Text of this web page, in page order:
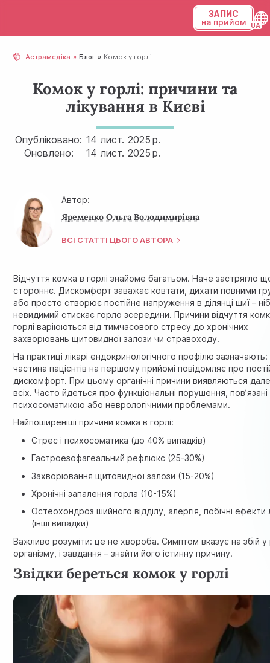
ЗАПИС
на прийом
Астрамедіка Блог Комок у горлі
Комок у горлі: причини та
лікування в Києві
Опубліковано: 14 лист. 2025 р.
Оновлено:
14 лист. 2025 р.
Автор:
Яременко Ольга Володимирівна
ВСІ СТАТТІ ЦЬОГО АВТОРА
Відчуття комка в горлі знайоме багатьом. Наче застрягло
стороннє. Дискомфорт заважає ковтати, дихати повними
або просто створює постійне напруження в ділянці шиї –
невидимий стискає горло зсередини. Причини відчуття
горлі варіюються від тимчасового стресу до хронічних
захворювань щитовидної залози чи стравоходу.
На практиці лікарі ендокринологічного профілю
частина пацієнтів на першому прийомі повідомляє про
дискомфорт. При цьому органічні причини виявляються
всіх. Часто йдеться про функціональні порушення, пов’язані
психосоматикою або неврологічними проблемами.
Найпоширеніші причини комка в горлі:
Стрес і психосоматика (до 40% випадків)
Гастроезофагеальний рефлюкс (25-30%)
Захворювання щитовидної залози (15-20%)
Хронічні запалення горла (10-15%)
Остеохондроз шийного відділу, алергія, побічні ефекти
(інші випадки)
Важливо розуміти: це не хвороба. Симптом вказує на збій у
організму, і завдання – знайти його істинну причину.
Звідки береться комок у горлі